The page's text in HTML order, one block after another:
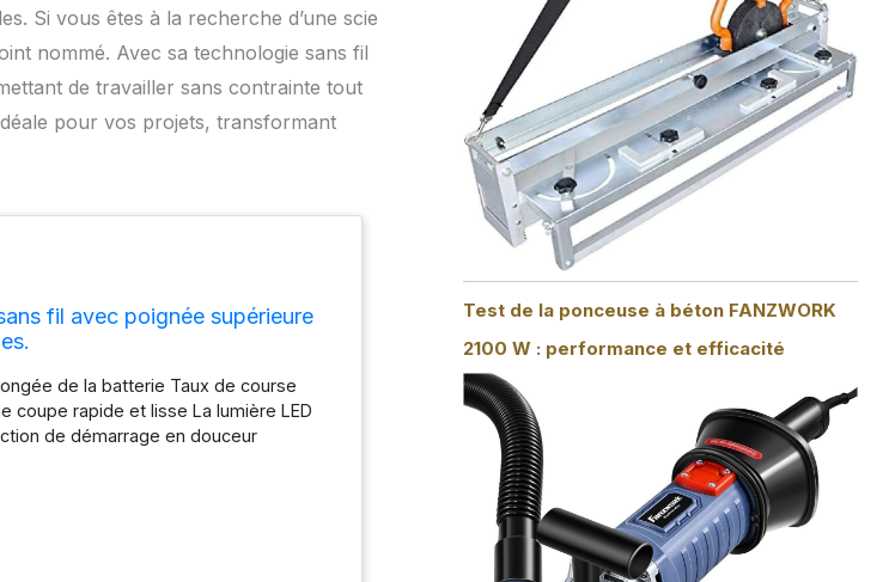
Si vous êtes à la recherche d’une scie
nommé. Avec sa technologie sans fil
de travailler sans contrainte tout
pour vos projets, transformant
fil avec poignée supérieure
de la batterie Taux de course
coupe rapide et lisse La lumière LED
de démarrage en douceur
ergonomique en caoutchouc pour
3 réglages orbitaux pour différentes
la poussière de la ligne de coupe
facile
Test de la ponceuse à béton FANZWORK
2100 W : performance et efficacité